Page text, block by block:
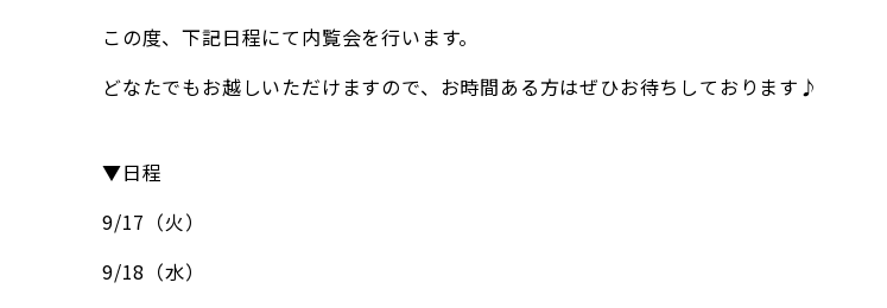
この度、下記日程にて内覧会を行います。
どなたでもお越しいただけますので、お時間ある方はぜひお待ちしております♪
▼日程
9/17（火）
9/18（水）